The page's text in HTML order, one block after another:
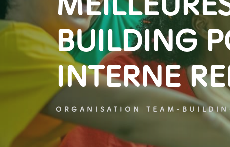
BUILDING
INTERNE
ORGANISATION TEAM-